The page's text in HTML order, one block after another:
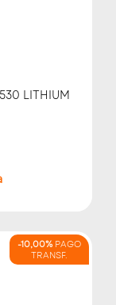
LITHIUM
-10,00% PAGO
TRANSF.